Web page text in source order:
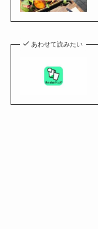
あわせて読みたい